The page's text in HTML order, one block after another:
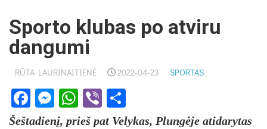
Sporto klubas po atviru
dangumi
RŪTA LAURINAITIENĖ 2022-04-23 SPORTAS
Facebook
Messenger
WhatsApp
Viber
Šeš­ta­dienį, prie­š pat Ve­ly­kas, Plungė­je ati­da­ry­tas